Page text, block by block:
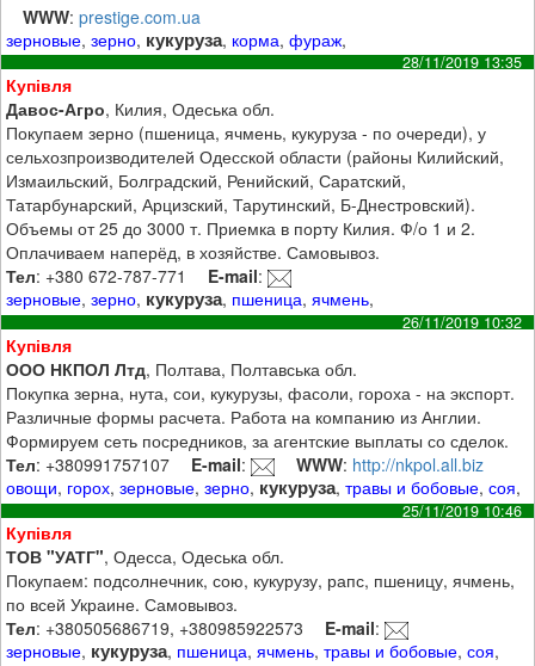
WWW:prestige.com.ua
зерновые,зерно, кукуруза, корма,фураж,
28/11/2019 13:35
Купівля
Давос-Агро, Килия, Одеська обл.
Покупаем зерно (пшеница, ячмень, кукуруза - по очереди), у
сельхозпроизводителей Одесской области (районы Килийский,
Измаильский, Болградский, Ренийский, Саратский,
Татарбунарский, Арцизский, Тарутинский, Б-Днестровский).
Объемы от 25 до 3000 т. Приемка в порту Килия. Ф/о 1 и 2.
Оплачиваем наперёд, в хозяйстве. Самовывоз.
Тел: +380 672-787-771 E-mail:
зерновые,зерно, кукуруза, пшеница,ячмень,
26/11/2019 10:32
Купівля
ООО НКПОЛ Лтд, Полтава, Полтавська обл.
Покупка зерна, нута, сои, кукурузы, фасоли, гороха - на экспорт.
Различные формы расчета. Работа на компанию из Англии.
Формируем сеть посредников, за агентские выплаты со сделок.
Тел: +380991757107 E-mail: WWW: http://nkpol.all.biz
овощи, горох,зерновые,зерно, кукуруза,травы и бобовые,соя,
25/11/2019 10:46
Купівля
ТОВ "УАТГ", Одесса, Одеська обл.
Покупаем: подсолнечник, сою, кукурузу, рапс, пшеницу, ячмень,
по всей Украине. Самовывоз.
Тел: +380505686719, +380985922573 E-mail:
зерновые, кукуруза, пшеница,ячмень,травы и бобовые,соя,